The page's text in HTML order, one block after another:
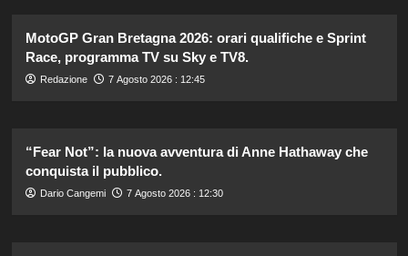
MotoGP Gran Bretagna 2026: orari qualifiche e Sprint
Race, programma TV su Sky e TV8.
Redazione 7 Agosto 2026 : 12:45
“Fear Not”: la nuova avventura di Anne Hathaway che
conquista il pubblico.
Dario Cangemi 7 Agosto 2026 : 12:30